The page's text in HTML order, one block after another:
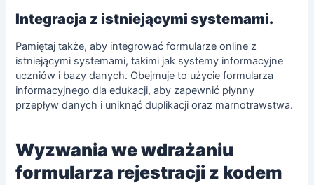
Integracja z istniejącymi systemami.
Pamiętaj także, aby integrować formularze online z
istniejącymi systemami, takimi jak systemy informacyjne
uczniów i bazy danych. Obejmuje to użycieformularza
informacyjnego dla edukacji, aby zapewnić płynny
przepływ danych i uniknąć duplikacji oraz marnotrawstwa.
Wyzwania we wdrażaniu
formularza rejestracji z kodem